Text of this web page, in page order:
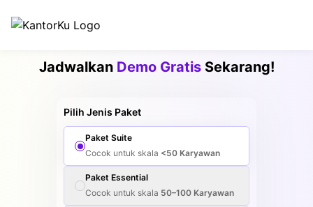
Jadwalkan Demo GratisSekarang!
Pilih Jenis Paket
Paket Suite
Cocok untuk skala <50 Karyawan
Paket Essential
Cocok untuk skala 50–100 Karyawan